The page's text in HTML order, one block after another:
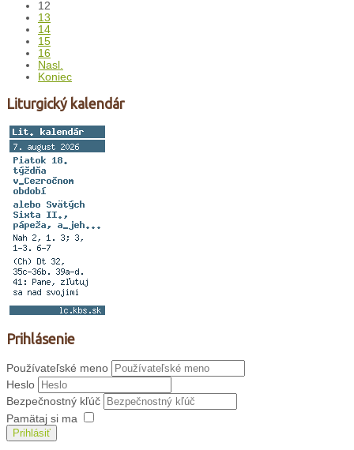
12
13
14
15
16
Nasl.
Koniec
Liturgický kalendár
Prihlásenie
Používateľské meno
Heslo
Bezpečnostný kľúč
Pamätaj si ma
Prihlásiť